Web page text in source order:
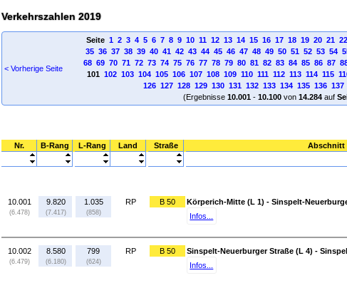
Verkehrszahlen 2019
< Vorherige Seite
Seite 1 2 3 4 5 6 7 8 9 10 11 12 13 14 15 16 17 18 19 20 21 22
35 36 37 38 39 40 41 42 43 44 45 46 47 48 49 50 51 52 53 54
68 69 70 71 72 73 74 75 76 77 78 79 80 81 82 83 84 85 86 87
101 102 103 104 105 106 107 108 109 110 111 112 113 114 115
126 127 128 129 130 131 132 133 134 135 136 137
(Ergebnisse 10.001- 10.100von 14.284auf
Nr. B-Rang L-Rang Land Straße Abschnitt
10.001
(6.478)
9.820
(7.417)
1.035
(858)
RP B 50
Körperich-Mitte (L 1) - Sinspelt-
Infos...
10.002
(6.479)
8.580
(6.180)
799
(624)
RP B 50
Sinspelt-Neuerburger Straße (L 4) -
Infos...